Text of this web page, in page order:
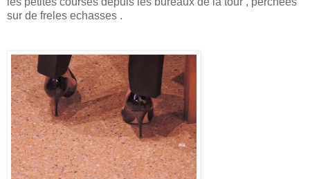
sur de freles echasses .